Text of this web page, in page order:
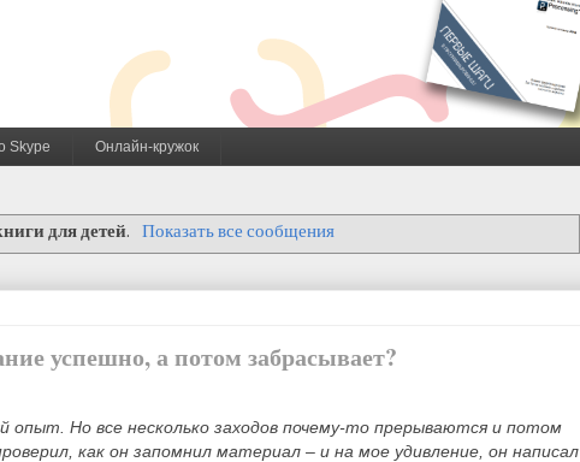
Skype Онлайн-кружок
для детей. Показать все сообщения
успешно, а потом забрасывает?
Но все несколько заходов почему-то прерываются и потом
как он запомнил материал – и на мое удивление, он написал